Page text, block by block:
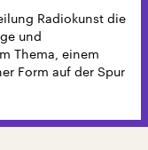
Radiokunst die
und
Thema, einem
Form auf der Spur